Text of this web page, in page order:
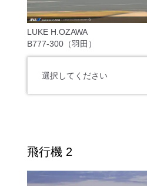
LUKE H.OZAWA
B777-300（羽田）
選択してください
飛行機 2